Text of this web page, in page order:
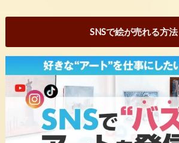
SNSで絵が売れる方法